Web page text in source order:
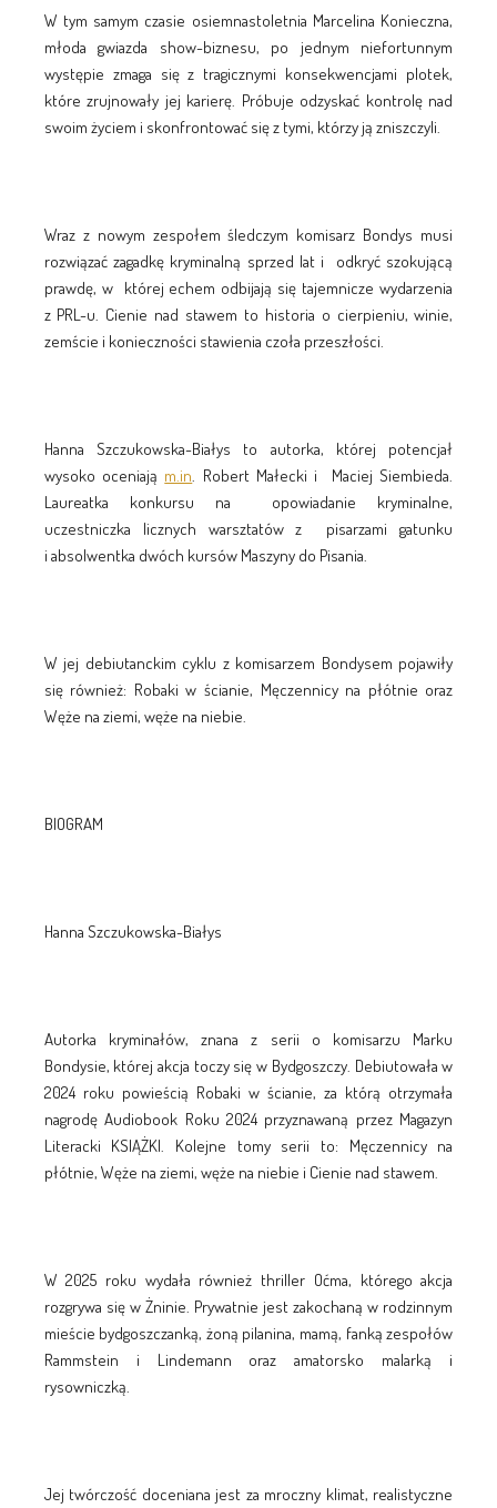
W tym samym czasie osiemnastoletnia Marcelina Konieczna,
młoda gwiazda show-biznesu, po jednym niefortunnym
występie zmaga się z tragicznymi konsekwencjami plotek,
które zrujnowały jej karierę. Próbuje odzyskać kontrolę nad
swoim życiem i skonfrontować się z tymi, którzy ją zniszczyli.
Wraz z nowym zespołem śledczym komisarz Bondys musi
rozwiązać zagadkę kryminalną sprzed lat i odkryć szokującą
prawdę, w której echem odbijają się tajemnicze wydarzenia
z PRL-u. Cienie nad stawem to historia o cierpieniu, winie,
zemście i konieczności stawienia czoła przeszłości.
Hanna Szczukowska-Białys to autorka, której potencjał
wysoko oceniają m.in . Robert Małecki i Maciej Siembieda.
Laureatka konkursu na opowiadanie kryminalne,
uczestniczka licznych warsztatów z pisarzami gatunku
i absolwentka dwóch kursów Maszyny do Pisania.
W jej debiutanckim cyklu z komisarzem Bondysem pojawiły
się również: Robaki w ścianie, Męczennicy na płótnie oraz
Węże na ziemi, węże na niebie.
BIOGRAM
Hanna Szczukowska-Białys
Autorka kryminałów, znana z serii o komisarzu Marku
Bondysie, której akcja toczy się w Bydgoszczy. Debiutowała w
2024 roku powieścią Robaki w ścianie, za którą otrzymała
nagrodę Audiobook Roku 2024 przyznawaną przez Magazyn
Literacki KSIĄŻKI. Kolejne tomy serii to: Męczennicy na
płótnie, Węże na ziemi, węże na niebie i Cienie nad stawem.
W 2025 roku wydała również thriller Oćma, którego akcja
rozgrywa się w Żninie. Prywatnie jest zakochaną w rodzinnym
mieście bydgoszczanką, żoną pilanina, mamą, fanką zespołów
Rammstein i Lindemann oraz amatorsko malarką i
rysowniczką.
Jej twórczość doceniana jest za mroczny klimat, realistyczne